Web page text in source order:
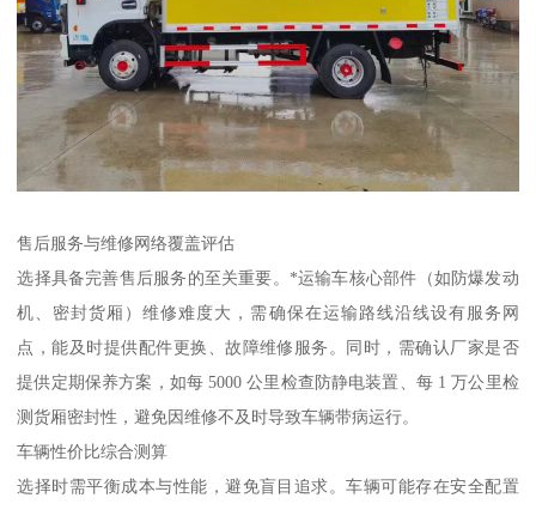
售后服务与维修网络覆盖评估​
选择具备完善售后服务的至关重要。*运输车核心部件（如防爆发动
机、密封货厢）维修难度大，需确保在运输路线沿线设有服务网
点，能及时提供配件更换、故障维修服务。同时，需确认厂家是否
提供定期保养方案，如每 5000 公里检查防静电装置、每 1 万公里检
测货厢密封性，避免因维修不及时导致车辆带病运行。​
车辆性价比综合测算​
选择时需平衡成本与性能，避免盲目追求。车辆可能存在安全配置